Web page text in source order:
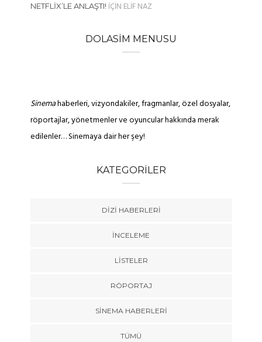
NETFLIX’LE ANLAŞTI!IÇIN ELIF NAZ
DOLASIM MENUSU
Sinemahaberleri, vizyondakiler, fragmanlar, özel dosyalar,
röportajlar, yönetmenler ve oyuncular hakkında merak
edilenler… Sinemaya dair her şey!
KATEGORILER
DIZI HABERLERI
İNCELEME
LISTELER
RÖPORTAJ
SINEMA HABERLERI
TÜMÜ